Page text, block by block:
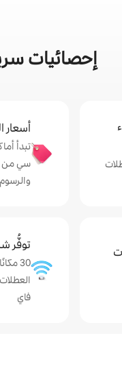
إحصائيات
أسعار
تبدأ
والرسوم
توفُّر
30
فاي